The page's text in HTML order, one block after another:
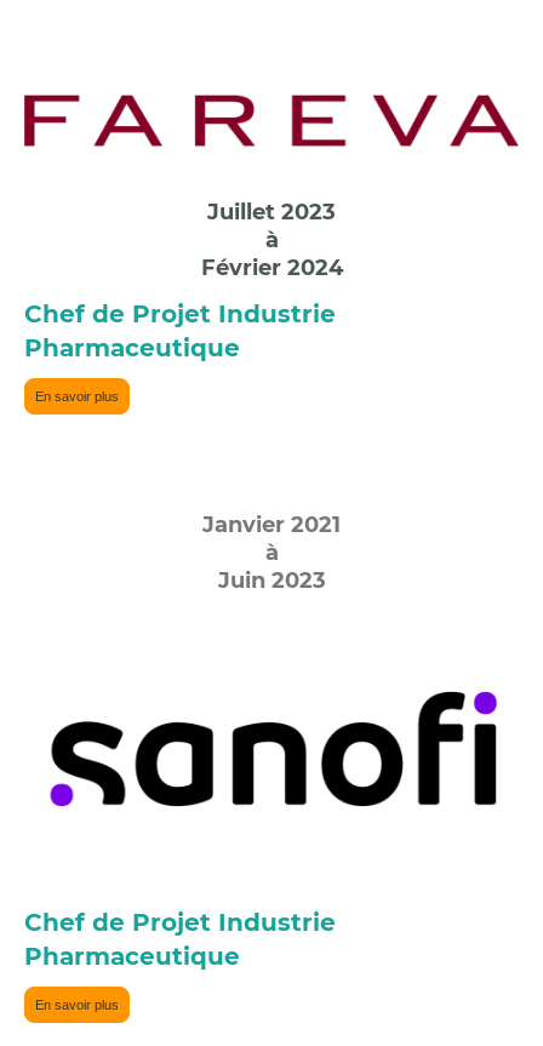
Juillet 2023
à
Février 2024
Chef de Projet Industrie
Pharmaceutique
En savoir plus
Janvier 2021
à
Juin 2023
Chef de Projet Industrie
Pharmaceutique
En savoir plus